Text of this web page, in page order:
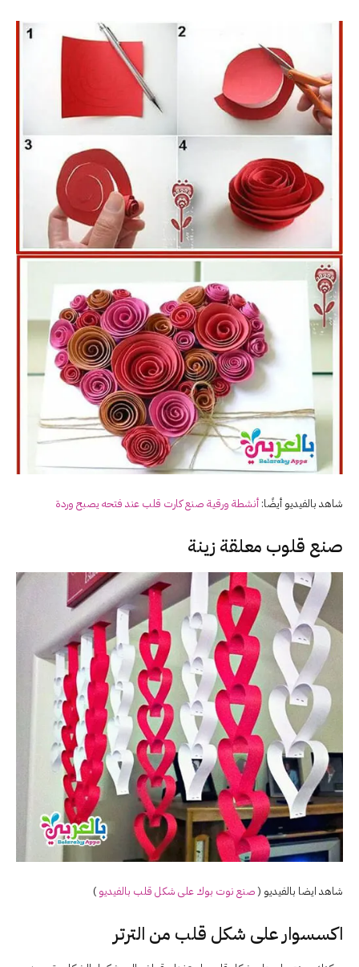
شاهد بالفيديو أيضًا: أنشطة ورقية صنع كارت قلب عند فتحه يصبح وردة
صنع قلوب معلقة زينة
شاهد ايضا بالفيديو (صنع نوت بوك على شكل قلب بالفيديو )
اكسسوار على شكل قلب من الترتر